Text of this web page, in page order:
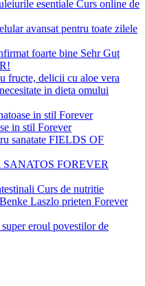
esentiale Curs online de
avansat pentru toate zilele
foarte bine Sehr Gut
fructe, delicii cu aloe vera
in dieta omului
in stil Forever
in stil Forever
sanatate FIELDS OF
FOREVER
Curs de nutritie
Laszlo prieten Forever
eroul povestilor de